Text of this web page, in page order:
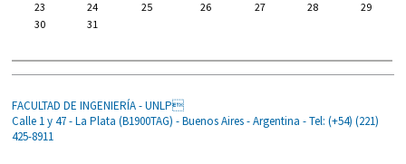
23 24 25 26 27 28
29
30
31
FACULTAD DE INGENIERÍA - UNLP
Calle 1 y 47 - La Plata (B1900TAG) - Buenos Aires - Argentina - Tel: (+54) (221)
425-8911